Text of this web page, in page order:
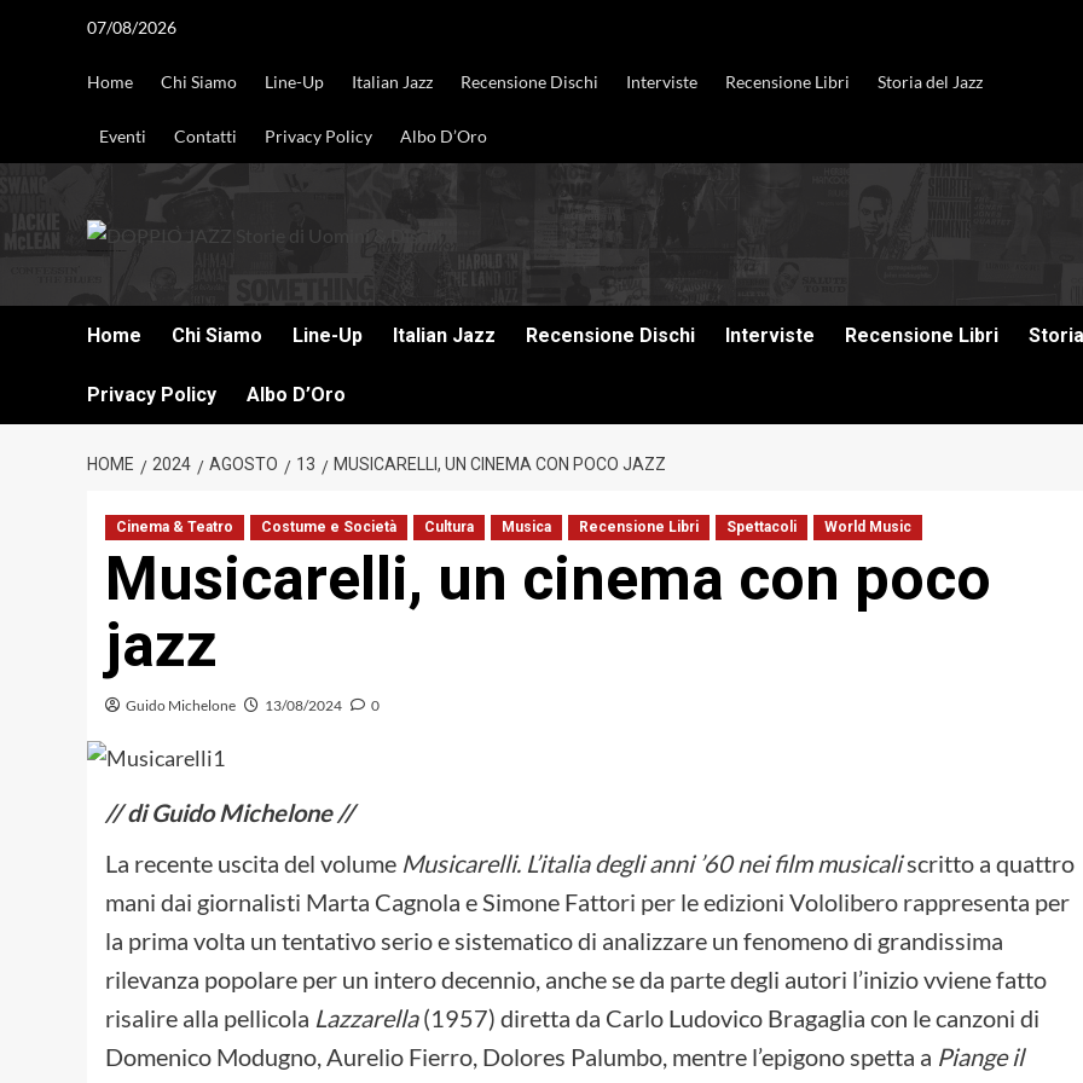
07/08/2026
Home Chi Siamo Line-Up Italian Jazz Recensione Dischi Interviste Recensione Libri Storia del Jazz
Eventi Contatti Privacy Policy Albo D’Oro
Home Chi Siamo Line-Up Italian Jazz Recensione Dischi Interviste Recensione Libri
Privacy Policy Albo D’Oro
HOME 2024 AGOSTO 13 MUSICARELLI, UN CINEMA CON POCO JAZZ
Cinema & Teatro Costume e Società Cultura Musica Recensione Libri Spettacoli World Music
Musicarelli, un cinema con poco
jazz
Guido Michelone 13/08/2024 0
// di Guido Michelone //
La recente uscita del volume Musicarelli. L’italia degli anni ’60 nei film musicaliscritto a quattro
mani dai giornalisti Marta Cagnola e Simone Fattori per le edizioni Vololibero rappresenta per
la prima volta un tentativo serio e sistematico di analizzare un fenomeno di grandissima
rilevanza popolare per un intero decennio, anche se da parte degli autori l’inizio vviene fatto
risalire alla pellicola Lazzarella(1957) diretta da Carlo Ludovico Bragaglia con le canzoni di
Domenico Modugno, Aurelio Fierro, Dolores Palumbo, mentre l’epigono spetta a Piange il